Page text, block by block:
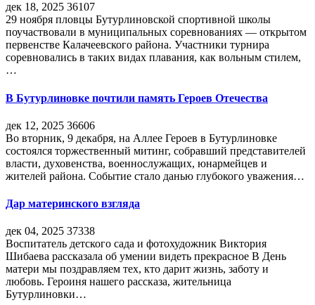
дек 18, 2025 36107
29 ноября пловцы Бутурлиновской спортивной школы
поучаствовали в муниципальных соревнованиях — открытом
первенстве Калачеевского района. Участники турнира
соревновались в таких видах плавания, как вольным стилем,
…
В Бутурлиновке почтили память Героев Отечества
дек 12, 2025 36606
Во вторник, 9 декабря, на Аллее Героев в Бутурлиновке
состоялся торжественный митинг, собравший представителей
власти, духовенства, военнослужащих, юнармейцев и
жителей района. Событие стало данью глубокого уважения…
Дар материнского взгляда
дек 04, 2025 37338
Воспитатель детского сада и фотохудожник Виктория
Шибаева рассказала об умении видеть прекрасное В День
матери мы поздравляем тех, кто дарит жизнь, заботу и
любовь. Героиня нашего рассказа, жительница
Бутурлиновки…